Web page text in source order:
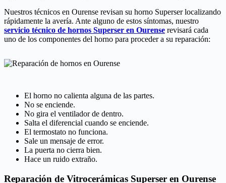
Nuestros técnicos en Ourense revisan su horno Superser localizando
rápidamente la avería. Ante alguno de estos síntomas, nuestro
servicio técnico de hornos Superser en Ourense revisará cada
uno de los componentes del horno para proceder a su reparación:
El horno no calienta alguna de las partes.
No se enciende.
No gira el ventilador de dentro.
Salta el diferencial cuando se enciende.
El termostato no funciona.
Sale un mensaje de error.
La puerta no cierra bien.
Hace un ruido extraño.
Reparación de Vitrocerámicas Superser en Ourense